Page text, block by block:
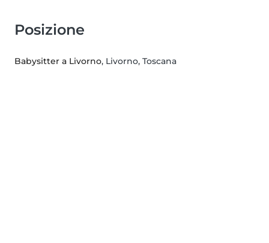
Posizione
Babysitter a Livorno, Livorno, Toscana